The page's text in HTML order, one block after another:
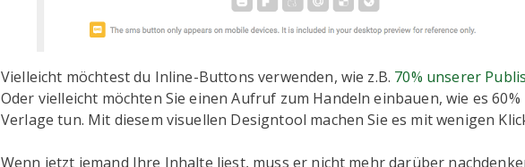
Vielleicht möchtest du Inline-Buttons verwenden, wie z.B. 70% unserer
Oder vielleicht möchten Sie einen Aufruf zum Handeln einbauen, wie es
Verlage tun. Mit diesem visuellen Designtool machen Sie es mit wenigen
Wenn jetzt jemand Ihre Inhalte liest, muss er nicht mehr darüber